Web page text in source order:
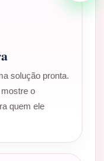
solução pronta.
o
quem ele